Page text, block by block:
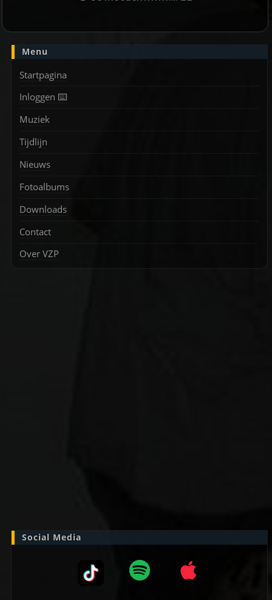
Menu
Startpagina
Inloggen ⌨️
Muziek
Tijdlijn
Nieuws
Fotoalbums
Downloads
Contact
Over VZP
Social Media